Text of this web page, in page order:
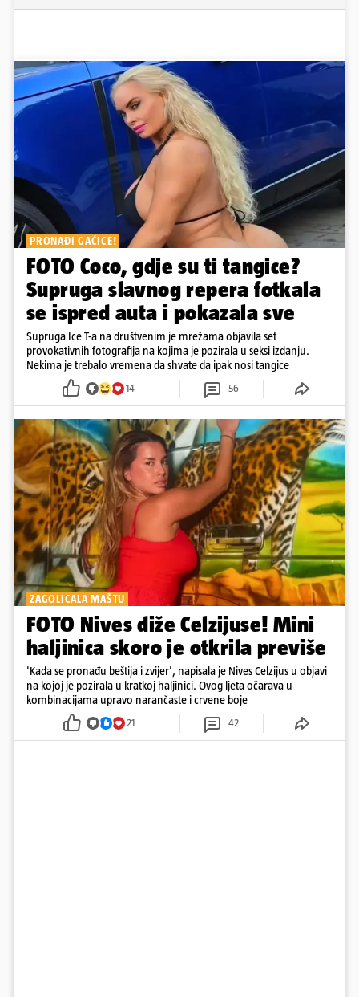
PRONAĐI GAĆICE!
FOTO Coco, gdje su ti tangice?
Supruga slavnog repera fotkala
se ispred auta i pokazala sve
Supruga Ice T-a na društvenim je mrežama objavila set
provokativnih fotografija na kojima je pozirala u seksi izdanju.
Nekima je trebalo vremena da shvate da ipak nosi tangice
14 56
ZAGOLICALA MAŠTU
FOTO Nives diže Celzijuse! Mini
haljinica skoro je otkrila previše
'Kada se pronađu beštija i zvijer', napisala je Nives Celzijus u objavi
na kojoj je pozirala u kratkoj haljinici. Ovog ljeta očarava u
kombinacijama upravo narančaste i crvene boje
21 42